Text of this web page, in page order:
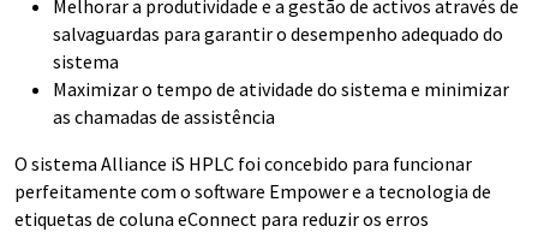
Melhorar a produtividade e a gestão de activos através de
salvaguardas para garantir o desempenho adequado do
sistema
Maximizar o tempo de atividade do sistema e minimizar
as chamadas de assistência
O sistema Alliance iS HPLC foi concebido para funcionar
perfeitamente com o software Empower e a tecnologia de
etiquetas de coluna eConnect para reduzir os erros